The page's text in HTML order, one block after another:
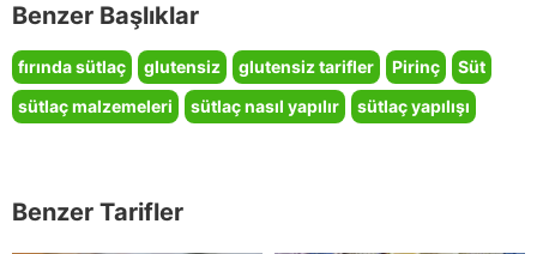
Benzer Başlıklar
fırında sütlaç glutensiz glutensiz tarifler Pirinç
Süt
sütlaç malzemeleri
sütlaç nasıl yapılır sütlaç yapılışı
Benzer Tarifler